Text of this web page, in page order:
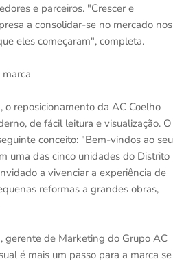
e parceiros. "Crescer e
a consolidar-se no mercado nos
eles começaram", completa.
o reposicionamento da AC Coelho
de fácil leitura e visualização. O
conceito: "Bem-vindos ao seu
uma das cinco unidades do Distrito
a vivenciar a experiência de
reformas a grandes obras,
gerente de Marketing do Grupo AC
é mais um passo para a marca se